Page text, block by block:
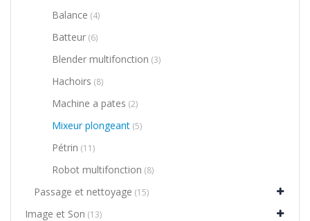
Balance (4)
Batteur (6)
Blender multifonction (3)
Hachoirs (8)
Machine a pates (2)
Mixeur plongeant (5)
Pétrin (11)
Robot multifonction (8)
Passage et nettoyage (15)
Image et Son (13)